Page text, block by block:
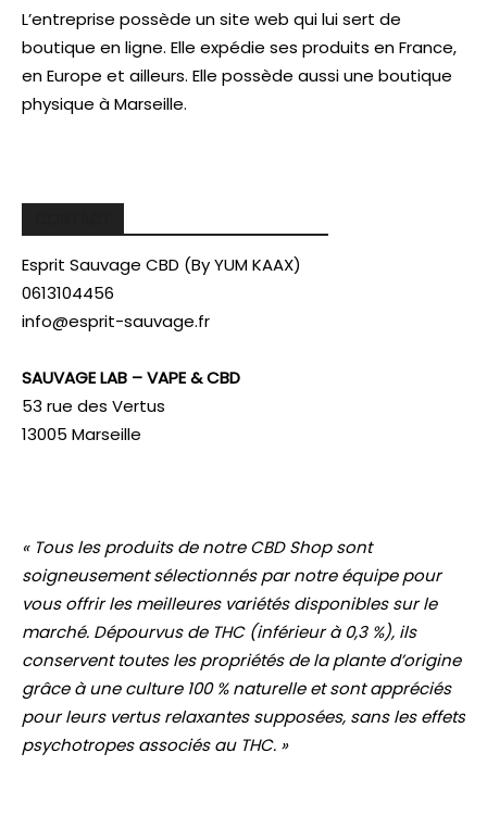
L’entreprise possède un site web qui lui sert de
boutique en ligne. Elle expédie ses produits en France,
en Europe et ailleurs. Elle possède aussi une boutique
physique à Marseille.
Esprit Sauvage CBD (By YUM KAAX)
0613104456
info@esprit-sauvage.fr
SAUVAGE LAB – VAPE & CBD
53 rue des Vertus
13005 Marseille
« Tous les produits de notre CBD Shop sont
soigneusement sélectionnés par notre équipe pour
vous offrir les meilleures variétés disponibles sur le
marché. Dépourvus de THC (inférieur à 0,3 %), ils
conservent toutes les propriétés de la plante d’origine
grâce à une culture 100 % naturelle et sont appréciés
pour leurs vertus relaxantes supposées, sans les effets
psychotropes associés au THC. »